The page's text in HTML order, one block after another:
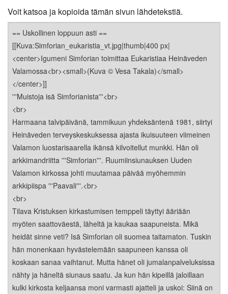
Voit katsoa ja kopioida tämän sivun lähdetekstiä.